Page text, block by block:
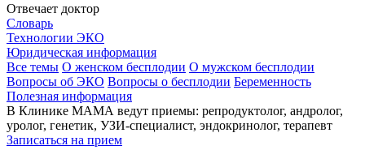
Отвечает доктор
Словарь
Технологии ЭКО
Юридическая информация
Все темы О женском бесплодии О мужском бесплодии
Вопросы об ЭКО Вопросы о бесплодии Беременность
Полезная информация
В Клинике МАМА ведут приемы: репродуктолог, андролог,
уролог, генетик, УЗИ-специалист, эндокринолог, терапевт
Записаться на прием